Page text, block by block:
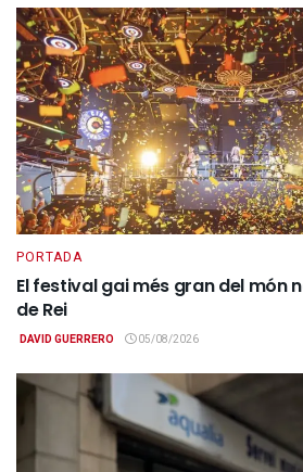
PORTADA
El festival gai més gran del món
de Rei
DAVID GUERRERO 05/08/2026